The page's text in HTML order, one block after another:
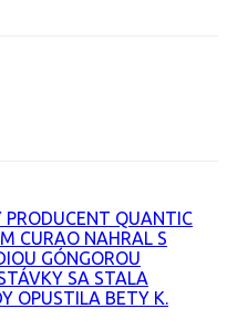
PRODUCENT QUANTIC
CURAO NAHRAL S
GÓNGOROU
SA STALA
OPUSTILA BETY K.